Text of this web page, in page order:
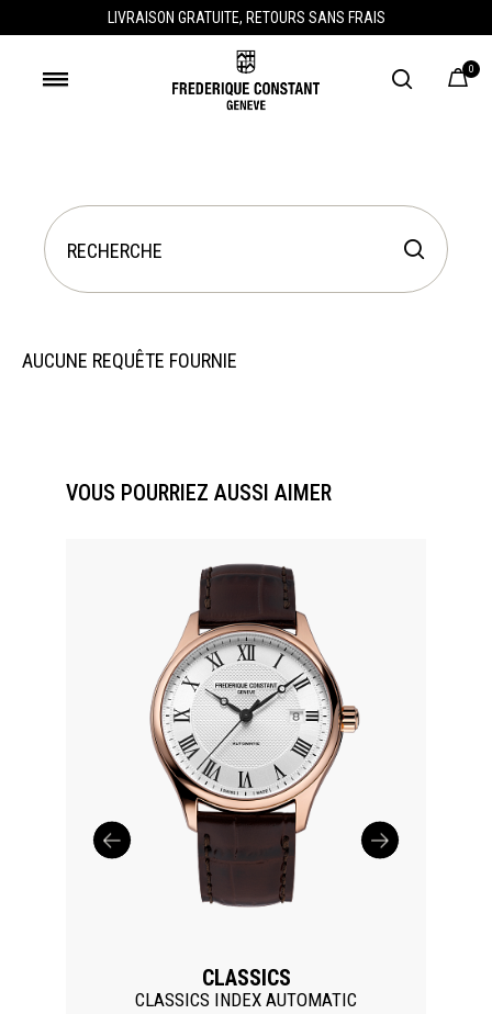
LIVRAISON GRATUITE, RETOURS SANS FRAIS
0
AUCUNE REQUÊTE FOURNIE
VOUS POURRIEZ AUSSI AIMER
CLASSICS
CLASSICS INDEX AUTOMATIC